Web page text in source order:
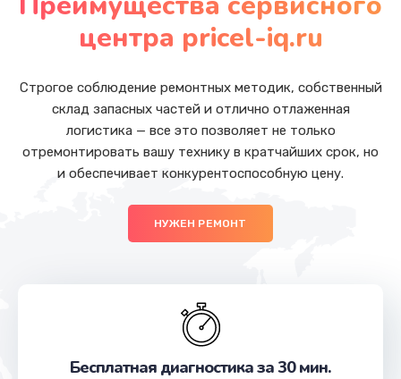
центра pricel-iq.ru
Строгое соблюдение ремонтных методик, собственный
склад запасных частей и отлично отлаженная
логистика — все это позволяет не только
отремонтировать вашу технику в кратчайших срок, но
и обеспечивает конкурентоспособную цену.
НУЖЕН РЕМОНТ
Бесплатная диагностика за 30 мин.